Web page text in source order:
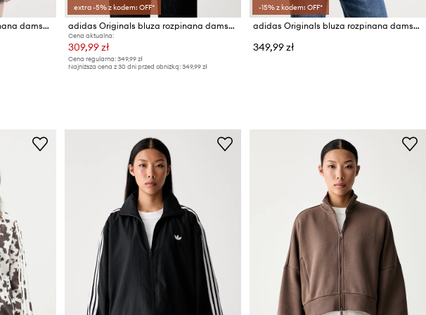
adidas Originals bluza rozpinana damska
extra -5% z kodem: OFF*
adidas Originals bluza rozpinana damska z bawełną
Cena aktualna:
309,99 zł
Cena regularna: 349,99 zł
Najniższa cena z 30 dni przed obniżką: 349,99 zł
-15% z kodem: OFF*
adidas Originals bluza rozpinana damska
349,99 zł